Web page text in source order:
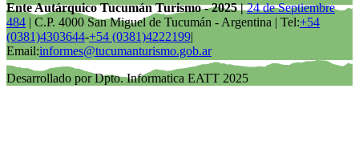
Ente Autárquico Tucumán Turismo - 2025 |24 de Septiembre
484 | C.P. 4000 San Miguel de Tucumán - Argentina | Tel:+54
(0381)4303644-+54 (0381)4222199|
Email:informes@tucumanturismo.gob.ar
Desarrollado por Dpto. Informatica EATT 2025